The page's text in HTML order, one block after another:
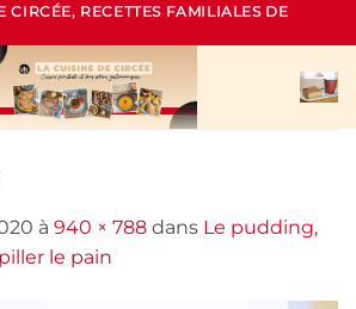
CIRCÉE, RECETTES FAMILIALES DE
à 940 × 788 dans Le pudding,
le pain